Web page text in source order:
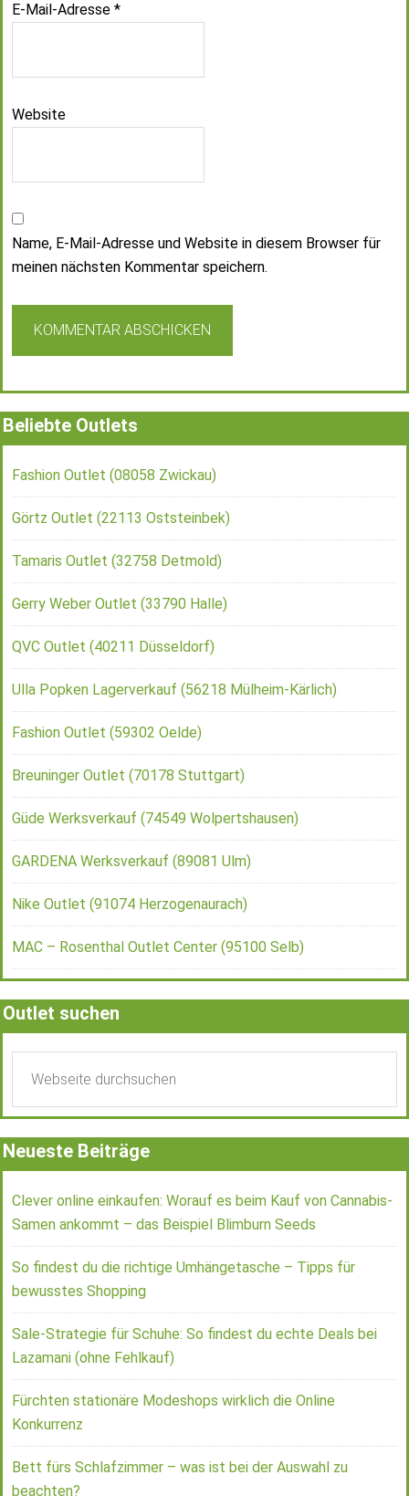
E-Mail-Adresse *
Website
Name, E-Mail-Adresse und Website in diesem Browser für
meinen nächsten Kommentar speichern.
Beliebte Outlets
Fashion Outlet (08058 Zwickau)
Görtz Outlet (22113 Oststeinbek)
Tamaris Outlet (32758 Detmold)
Gerry Weber Outlet (33790 Halle)
QVC Outlet (40211 Düsseldorf)
Ulla Popken Lagerverkauf (56218 Mülheim-Kärlich)
Fashion Outlet (59302 Oelde)
Breuninger Outlet (70178 Stuttgart)
Güde Werksverkauf (74549 Wolpertshausen)
GARDENA Werksverkauf (89081 Ulm)
Nike Outlet (91074 Herzogenaurach)
MAC – Rosenthal Outlet Center (95100 Selb)
Outlet suchen
Neueste Beiträge
Clever online einkaufen: Worauf es beim Kauf von Cannabis-
Samen ankommt – das Beispiel Blimburn Seeds
So findest du die richtige Umhängetasche – Tipps für
bewusstes Shopping
Sale-Strategie für Schuhe: So findest du echte Deals bei
Lazamani (ohne Fehlkauf)
Fürchten stationäre Modeshops wirklich die Online
Konkurrenz
Bett fürs Schlafzimmer – was ist bei der Auswahl zu
beachten?